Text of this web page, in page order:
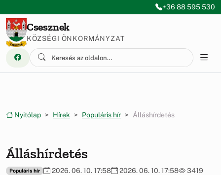
+36 88 595 530
Csesznek
KÖZSÉGI ÖNKORMÁNYZAT
Nyitólap Hírek Populáris hír Álláshírdetés
Álláshírdetés
Populáris hír 2026. 06. 10. 17:58 2026. 06. 10. 17:58 3419